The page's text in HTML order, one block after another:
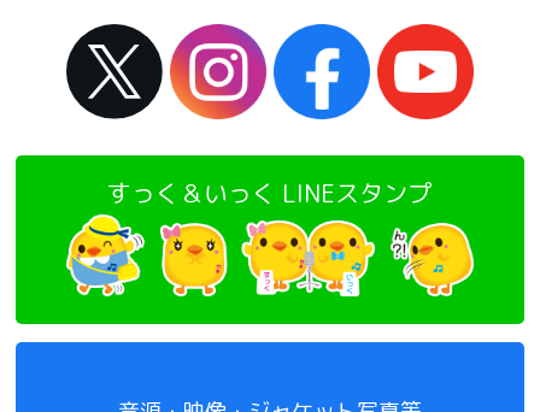
すっく＆いっく LINEスタンプ